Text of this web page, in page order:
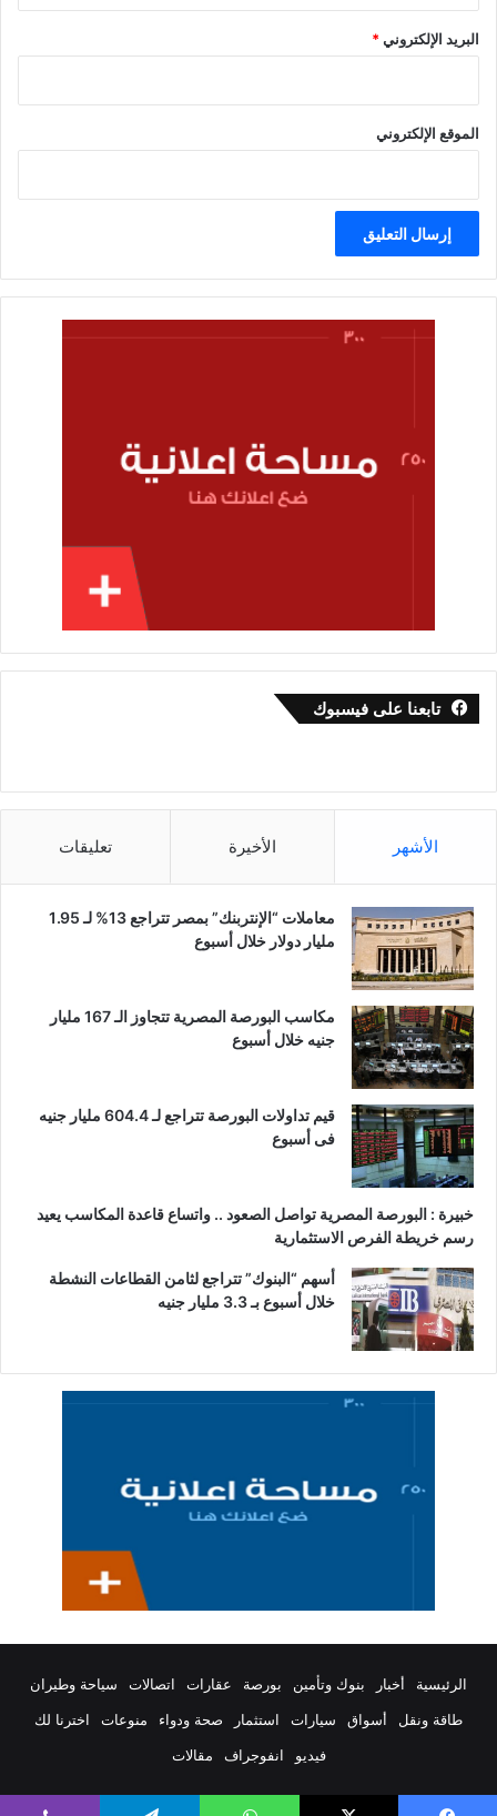
البريد الإلكتروني*
الموقع الإلكتروني
تابعنا على فيسبوك
الأشهر الأخيرة تعليقات
معاملات “الإنتربنك” بمصر تتراجع 13% لـ 1.95
مليار دولار خلال أسبوع
مكاسب البورصة المصرية تتجاوز الـ 167 مليار
جنيه خلال أسبوع
قيم تداولات البورصة تتراجع لـ 604.4 مليار جنيه
فى أسبوع
خبيرة : البورصة المصرية تواصل الصعود .. واتساع قاعدة المكاسب يعيد
رسم خريطة الفرص الاستثمارية
أسهم “البنوك” تتراجع لثامن القطاعات النشطة
خلال أسبوع بـ 3.3 مليار جنيه
الرئيسية أخبار بنوك وتأمين بورصة عقارات اتصالات
سياحة وطيران
طاقة ونقل
أسواق سيارات استثمار صحة ودواء منوعات
اخترنا لك
فيديو
انفوجراف مقالات